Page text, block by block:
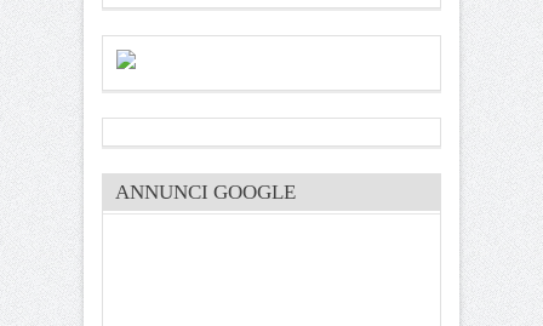
ANNUNCI GOOGLE